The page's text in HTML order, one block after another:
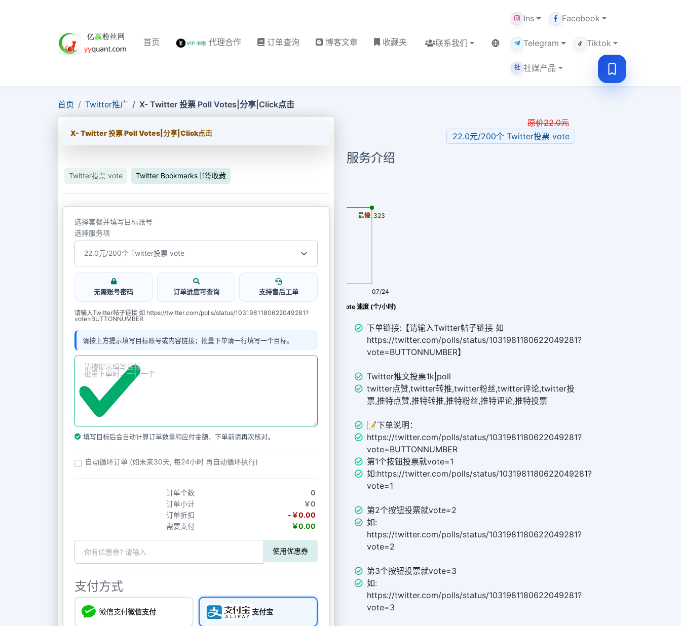
首页 代理合作 订单查询 博客文章 收藏夹 联系我们 当前语言：中文
Ins Facebook
Telegram Tiktok
社 社媒产品
首页 Twitter推广 X- Twitter 投票 Poll Votes|分享|Click点击
X- Twitter 投票 Poll Votes|分享|Click点击
Twitter投票 vote Twitter Bookmarks书签收藏
选择套餐并填写目标账号
选择服务项
无需账号密码 订单进度可查询 支持售后工单
请输入Twitter帖子链接 如 https://twitter.com/polls/status/1031981180622049281?
vote=BUTTONNUMBER
请按上方提示填写目标账号或内容链接；批量下单请一行填写一个目标。
填写目标后会自动计算订单数量和应付金额，下单前请再次核对。
自动循环订单 (如未来30天, 每24小时 再自动循环执行)
订单个数
0
订单小计
￥0
订单折扣
-￥0.00
需要支付
￥0.00
使用优惠券
支付方式
微信支付 支付宝
原价22.0元
22.0元/200个 Twitter投票 vote
服务介绍
Twitter投票 vote 速度 (个/小时)
07/24
最慢: 323
最快: 323
下单链接:【请输入Twitter帖子链接 如
https://twitter.com/polls/status/1031981180622049281?
vote=BUTTONNUMBER】
Twitter推文投票1k|poll
twitter点赞,twitter转推,twitter粉丝,twitter评论,twitter投
票,推特点赞,推特转推,推特粉丝,推特评论,推特投票
📝下单说明：
https://twitter.com/polls/status/1031981180622049281?
vote=BUTTONNUMBER
第1个按钮投票就vote=1
如:https://twitter.com/polls/status/1031981180622049281?
vote=1
第2个按钮投票就vote=2
如:
https://twitter.com/polls/status/1031981180622049281?
vote=2
第3个按钮投票就vote=3
如:
https://twitter.com/polls/status/1031981180622049281?
vote=3